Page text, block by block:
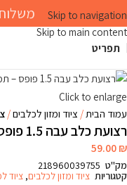
Skip to navigation
Skip to main content
תפריט
Click to enlarge
עמוד הבית
ציוד ומזון לכלבים
רצועת כלב עבה 1.5 פופס
59.00₪
מק"ט 218960039755
קטגוריות ציוד ומזון לכלבים, ציוד